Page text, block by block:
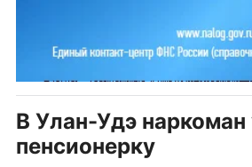
В Улан-Удэ наркоман
пенсионерку